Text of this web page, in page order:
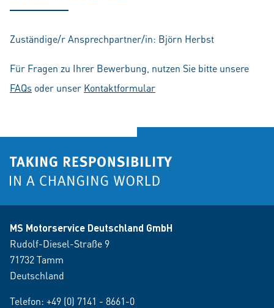
Zuständige/r Ansprechpartner/in: Björn Herbst
Für Fragen zu Ihrer Bewerbung, nutzen Sie bitte unsere
FAQs oder unser Kontaktformular
MS Motorservice Deutschland GmbH
Rudolf-Diesel-Straße 9
71732 Tamm
Deutschland
Telefon: +49 (0) 7141 - 8661-0